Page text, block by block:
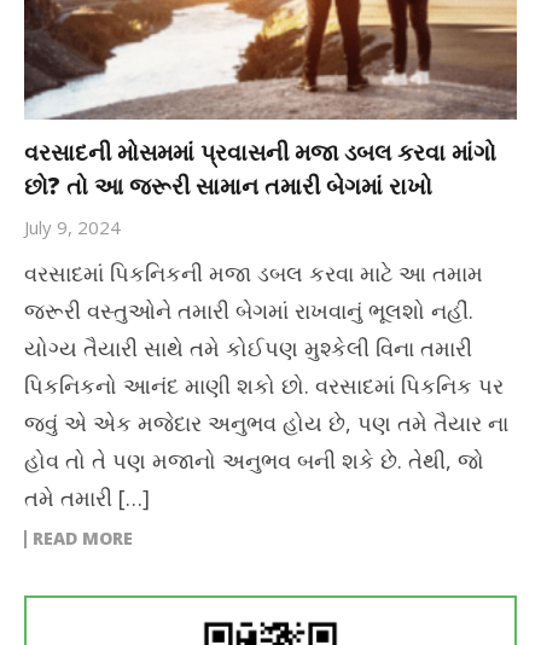
વરસાદની મોસમમાં પ્રવાસની મજા ડબલ કરવા માંગો
છો? તો આ જરૂરી સામાન તમારી બેગમાં રાખો
July 9, 2024
વરસાદમાં પિકનિકની મજા ડબલ કરવા માટે આ તમામ
જરૂરી વસ્તુઓને તમારી બેગમાં રાખવાનું ભૂલશો નહીં.
યોગ્ય તૈયારી સાથે તમે કોઈપણ મુશ્કેલી વિના તમારી
પિકનિકનો આનંદ માણી શકો છો. વરસાદમાં પિકનિક પર
જવું એ એક મજેદાર અનુભવ હોય છે, પણ તમે તૈયાર ના
હોવ તો તે પણ મજાનો અનુભવ બની શકે છે. તેથી, જો
તમે તમારી […]
READ MORE